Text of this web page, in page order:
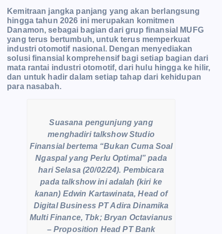
Kemitraan jangka panjang yang akan berlangsung
hingga tahun 2026 ini merupakan komitmen
Danamon, sebagai bagian dari grup finansial MUFG
yang terus bertumbuh, untuk terus memperkuat
industri otomotif nasional. Dengan menyediakan
solusi finansial komprehensif bagi setiap bagian dari
mata rantai industri otomotif, dari hulu hingga ke hilir,
dan untuk hadir dalam setiap tahap dari kehidupan
para nasabah.
Suasana pengunjung yang
menghadiri talkshow Studio
Finansial bertema “Bukan Cuma Soal
Ngaspal yang Perlu Optimal” pada
hari Selasa (20/02/24). Pembicara
pada talkshow ini adalah (kiri ke
kanan) Edwin Kartawinata, Head of
Digital Business PT Adira Dinamika
Multi Finance, Tbk; Bryan Octavianus
– Proposition Head PT Bank